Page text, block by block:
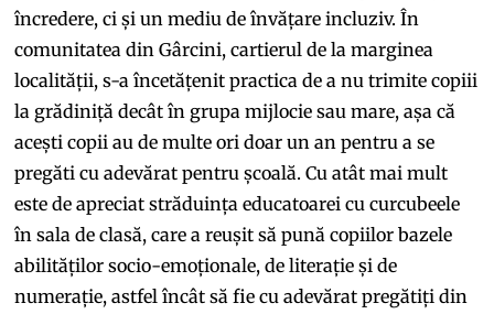
încredere, ci și un mediu de învățare incluziv. În
comunitatea din Gârcini, cartierul de la marginea
localității, s-a încetățenit practica de a nu trimite copiii
la grădiniță decât în grupa mijlocie sau mare, așa că
acești copii au de multe ori doar un an pentru a se
pregăti cu adevărat pentru școală. Cu atât mai mult
este de apreciat străduința educatoarei cu curcubeele
în sala de clasă, care a reușit să pună copiilor bazele
abilităților socio-emoționale, de literație și de
numerație, astfel încât să fie cu adevărat pregătiți din